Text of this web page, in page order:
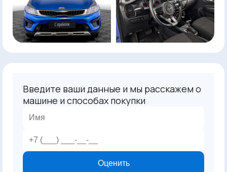
Введите ваши данные и мы расскажем о
машине и способах покупки
Оценить